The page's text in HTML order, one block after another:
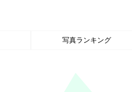
写真ランキング